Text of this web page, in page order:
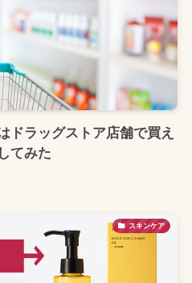
ドラッグストア店舗で買え
てみた
スキンケア